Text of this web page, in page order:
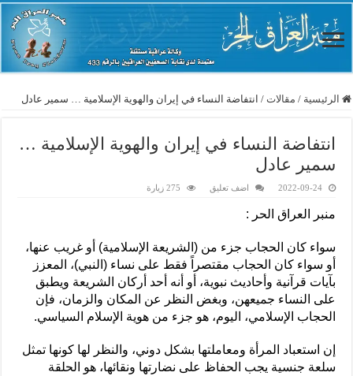
الرئيسية / مقالات / انتفاضة النساء في إيران والهوية الإسلامية … سمير عادل
انتفاضة النساء في إيران والهوية الإسلامية …
سمير عادل
2022-09-24 اضف تعليق 275 زيارة
منبر العراق الحر :
سواء كان الحجاب جزء من (الشريعة الإسلامية) أو غريب عنها،
أو سواء كان الحجاب مقتصراً فقط على نساء (النبي)، المعزز
بآيات قرآنية وأحاديث نبوية، أو أنه أحد أركان الشريعة ويطبق
على النساء جميعهن، وبغض النظر عن المكان والزمان، فإن
الحجاب الإسلامي، اليوم، هو جزء من هوية الإسلام السياسي.
إن استعباد المرأة ومعاملتها بشكل دوني، والنظر لها كونها تمثل
سلعة جنسية يجب الحفاظ على نضارتها ونقائها، هو الحلقة